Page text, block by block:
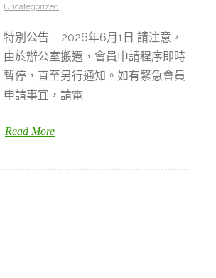
Uncategorized
特別公告 – 2026年6月1日 請注意，
由於辦公室搬遷，會員申請程序即時
暫停，直至另行通知。如有緊急會員
申請事宜，請電
Read More